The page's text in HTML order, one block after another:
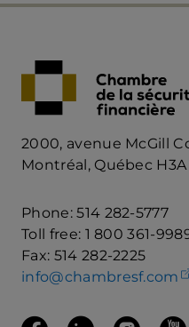
2000, avenue McGill
Montréal, Québec H3A
Phone: 514 282-5777
Toll free: 1 800 361-
Fax: 514 282-2225
info@chambresf.com